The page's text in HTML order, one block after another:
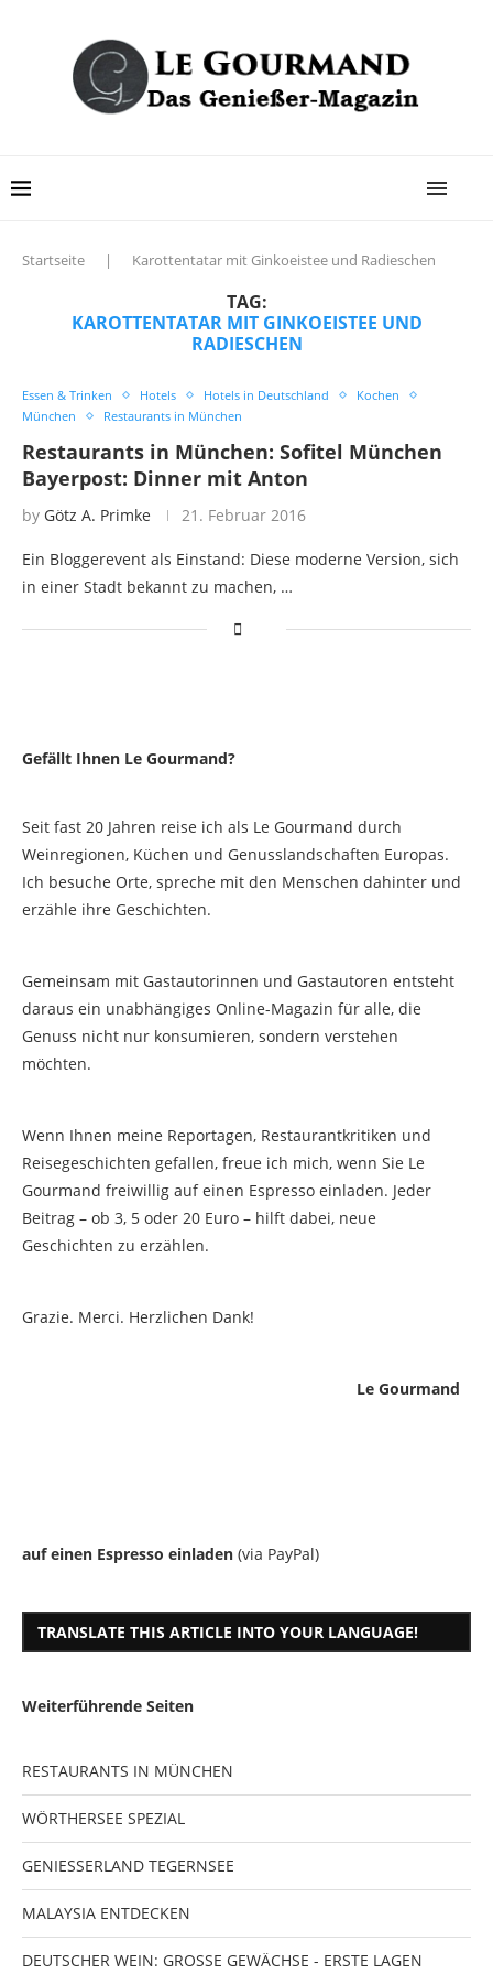
Startseite | Karottentatar mit Ginkoeistee und Radieschen
TAG:
KAROTTENTATAR MIT GINKOEISTEE UND
RADIESCHEN
Essen & Trinken Hotels Hotels in Deutschland
Kochen
München
Restaurants in München
Restaurants in München: Sofitel München
Bayerpost: Dinner mit Anton
by Götz A. Primke 21. Februar 2016
Ein Bloggerevent als Einstand: Diese moderne Version, sich
in einer Stadt bekannt zu machen, …
Gefällt Ihnen Le Gourmand?
Seit fast 20 Jahren reise ich als Le Gourmand durch
Weinregionen, Küchen und Genusslandschaften Europas.
Ich besuche Orte, spreche mit den Menschen dahinter und
erzähle ihre Geschichten.
Gemeinsam mit Gastautorinnen und Gastautoren entsteht
daraus ein unabhängiges Online-Magazin für alle, die
Genuss nicht nur konsumieren, sondern verstehen
möchten.
Wenn Ihnen meine Reportagen, Restaurantkritiken und
Reisegeschichten gefallen, freue ich mich, wenn Sie Le
Gourmand freiwillig auf einen Espresso einladen. Jeder
Beitrag – ob 3, 5 oder 20 Euro – hilft dabei, neue
Geschichten zu erzählen.
Grazie. Merci. Herzlichen Dank!
Le Gourmand
auf einen Espresso einladen (via PayPal)
TRANSLATE THIS ARTICLE INTO YOUR LANGUAGE!
Weiterführende Seiten
RESTAURANTS IN MÜNCHEN
WÖRTHERSEE SPEZIAL
GENIESSERLAND TEGERNSEE
MALAYSIA ENTDECKEN
DEUTSCHER WEIN: GROSSE GEWÄCHSE - ERSTE LAGEN